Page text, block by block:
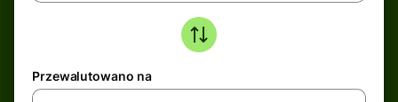
Przewalutowano na